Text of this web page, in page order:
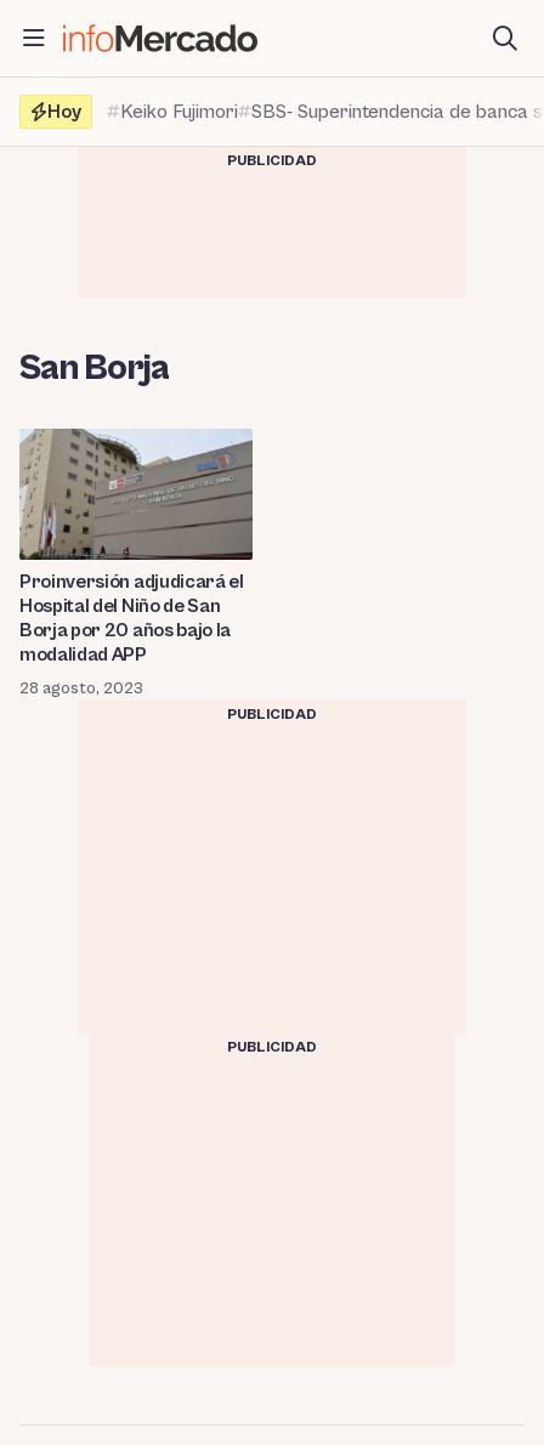
contenido
Hoy
Keiko Fujimori SBS- Superintendencia de banca
PUBLICIDAD
San Borja
Proinversión adjudicará el
Hospital del Niño de San
Borja por 20 años bajo la
modalidad APP
28 agosto, 2023
PUBLICIDAD
PUBLICIDAD